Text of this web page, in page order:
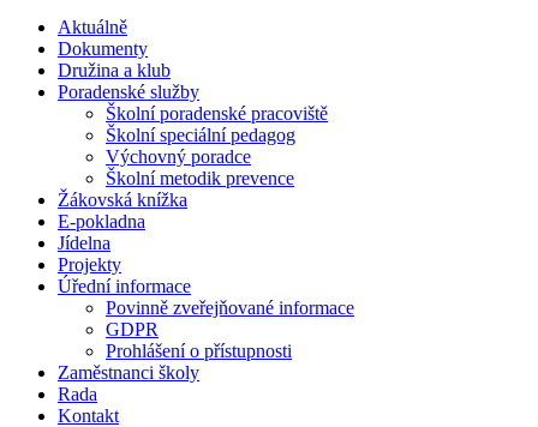
Aktuálně
Dokumenty
Družina a klub
Poradenské služby
Školní poradenské pracoviště
Školní speciální pedagog
Výchovný poradce
Školní metodik prevence
Žákovská knížka
E-pokladna
Jídelna
Projekty
Úřední informace
Povinně zveřejňované informace
GDPR
Prohlášení o přístupnosti
Zaměstnanci školy
Rada
Kontakt